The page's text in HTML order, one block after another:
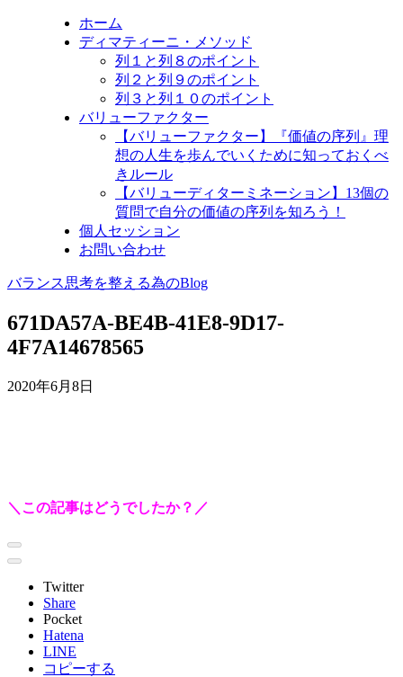
ホーム
ディマティーニ・メソッド
列１と列８のポイント
列２と列９のポイント
列３と列１０のポイント
バリューファクター
【バリューファクター】『価値の序列』理
想の人生を歩んでいくために知っておくべ
きルール
【バリューディターミネーション】13個の
質問で自分の価値の序列を知ろう！
個人セッション
お問い合わせ
バランス思考を整える為のBlog
671DA57A-BE4B-41E8-9D17-
4F7A14678565
2020年6月8日
＼この記事はどうでしたか？／
Twitter
Share
Pocket
Hatena
LINE
コピーする